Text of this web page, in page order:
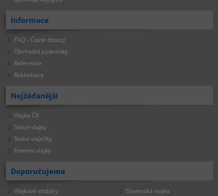
Informace
FAQ - Časté dotazy
Obchodní podmínky
Reference
Reklamace
Nejžádanější
Vlajka ČR
Státní vlajky
Stolní vlaječky
Firemní vlajky
Doporučujeme
Vlajkové stožáry Slovenská vlajka